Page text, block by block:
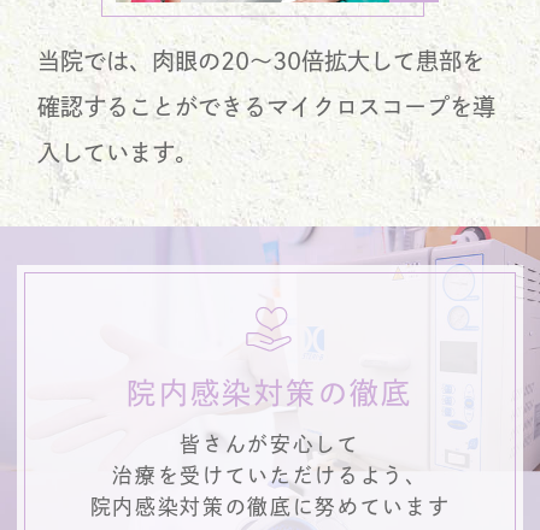
当院では、肉眼の20～30倍拡大して患部を
確認することができるマイクロスコープを導
入しています。
院内感染対策の徹底
皆さんが安心して
治療を受けていただけるよう、
院内感染対策の徹底に努めています